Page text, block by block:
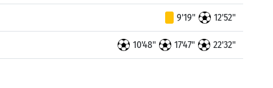
9'19" 12'52"
10'48" 17'47" 22'32"